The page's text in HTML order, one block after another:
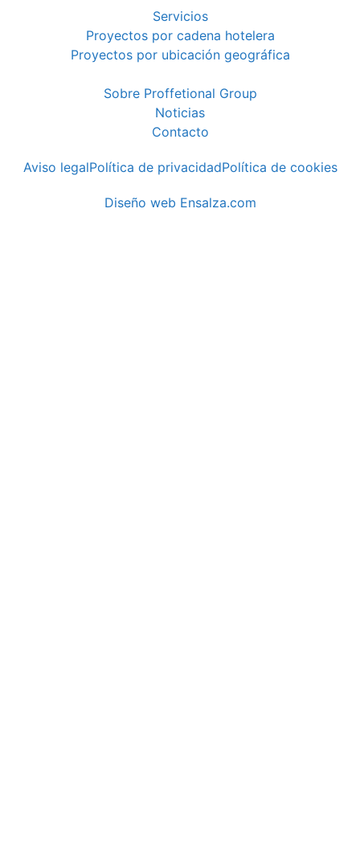
Servicios
Proyectos por cadena hotelera
Proyectos por ubicación geográfica
Sobre Proffetional Group
Noticias
Contacto
Aviso legalPolítica de privacidadPolítica de cookies
Diseño web Ensalza.com